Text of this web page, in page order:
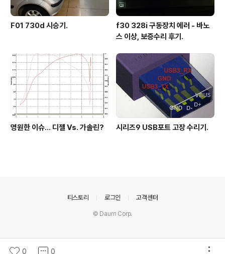
F01 730d 시승기.
f30 328i 구동장치 에러 - 바노
스 이상, 보증수리 후기.
영원한 이슈... 디젤 Vs. 가솔린? 시리즈9 USB포트 고장 수리기.
0 0
티스토리 로그인 고객센터
© Daum Corp.